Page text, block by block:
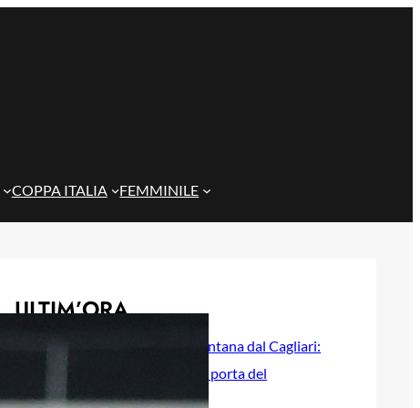
COPPA ITALIA FEMMINILE
ULTIM’ORA
Quintero si allontana dal Cagliari:
per lui si apre la porta del
campionato colombiano